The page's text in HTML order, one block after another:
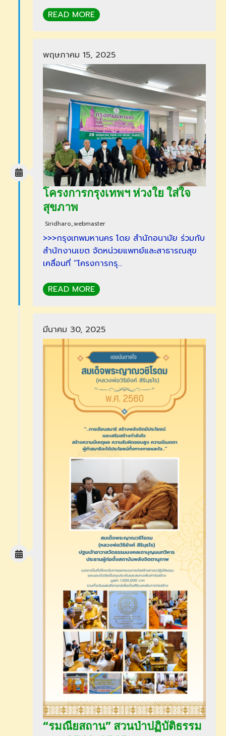
READ MORE
พฤษภาคม 15, 2025
โครงการกรุงเทพฯ ห่วงใย ใส่ใจ
สุขภาพ
Siridharo_webmaster
>>>กรุงเทพมหานคร โดย สำนักอนามัย ร่วมกับ
สำนักงานเขต จัดหน่วยแพทย์และสาธารณสุข
เคลื่อนที่ “โครงการกรุ…
READ MORE
มีนาคม 30, 2025
“รมณียสถาน” สวนป่าปฏิบัติธรรม